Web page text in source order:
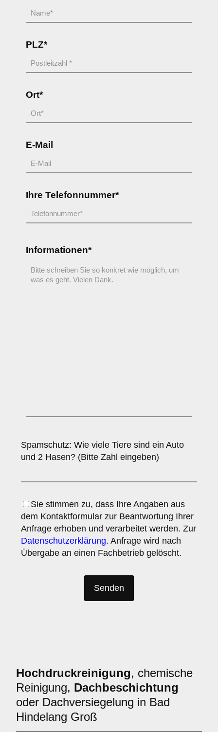
PLZ*
Ort*
E-Mail
Ihre Telefonnummer*
Informationen*
Spamschutz: Wie viele Tiere sind ein Auto
und 2 Hasen? (Bitte Zahl eingeben)
Sie stimmen zu, dass Ihre Angaben aus
dem Kontaktformular zur Beantwortung Ihrer
Anfrage erhoben und verarbeitet werden. Zur
Datenschutzerklärung. Anfrage wird nach
Übergabe an einen Fachbetrieb gelöscht.
Hochdruckreinigung, chemische
Reinigung, Dachbeschichtung
oder Dachversiegelung in Bad
Hindelang Groß